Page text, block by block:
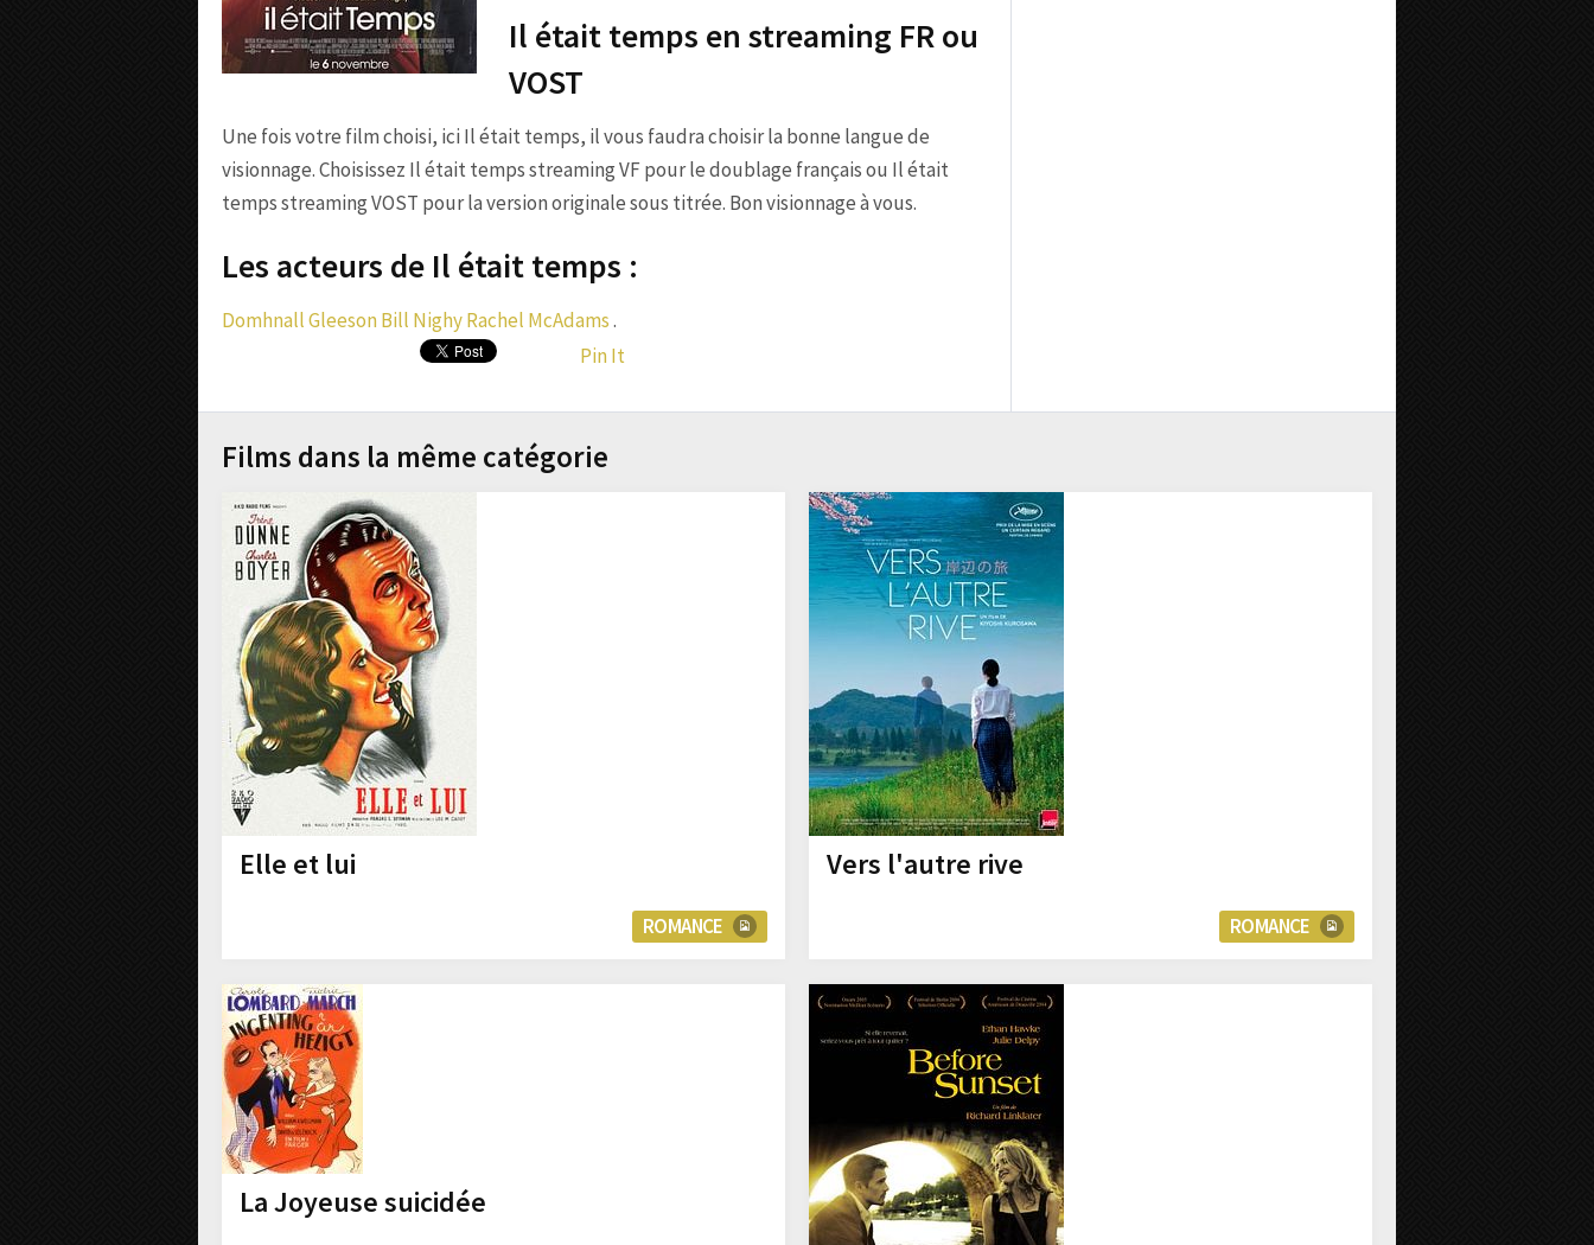
Il était temps en streaming FR ou
VOST
Une fois votre film choisi, ici Il était temps, il vous faudra choisir la bonne langue de
visionnage. Choisissez Il était temps streaming VF pour le doublage français ou Il était
temps streaming VOST pour la version originale sous titrée. Bon visionnage à vous.
Les acteurs de Il était temps :
Domhnall GleesonBill NighyRachel McAdams.
Pin It
Films dans la même catégorie
Elle et lui
ROMANCE
Vers l'autre rive
ROMANCE
La Joyeuse suicidée